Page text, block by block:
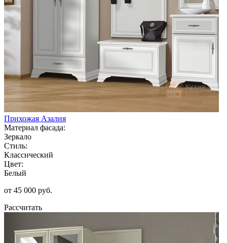
Прихожая Азалия
Материал фасада:
Зеркало
Стиль:
Классический
Цвет:
Белый
от 45 000 руб.
Рассчитать